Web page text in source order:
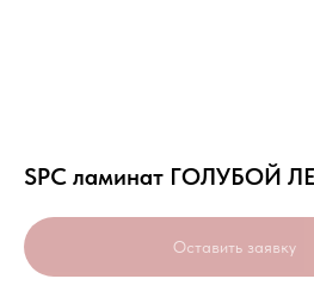
SPC ламинат ГОЛУБОЙ
Оставить заявку